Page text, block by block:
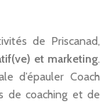
de Priscanad,
et marketing.
d’épauler Coach
de coaching et de